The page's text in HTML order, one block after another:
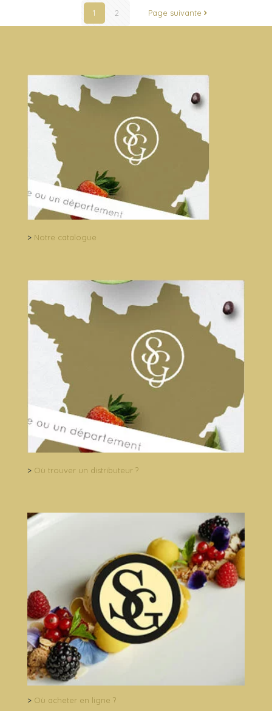
1 2 Page suivante
> Notre catalogue
> Où trouver un distributeur ?
> Où acheter en ligne ?